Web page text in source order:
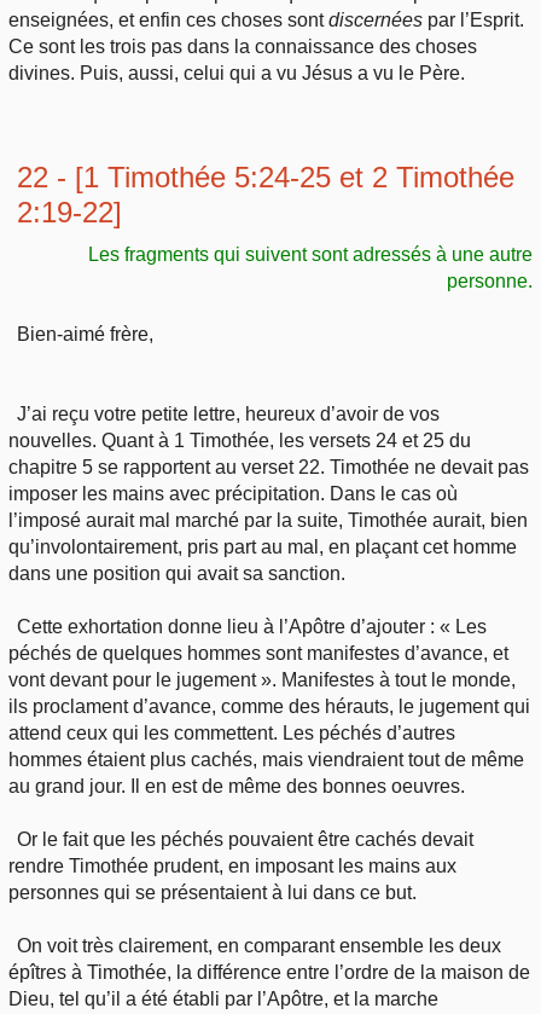
enseignées, et enfin ces choses sontdiscernées par l’Esprit.
Ce sont les trois pas dans la connaissance des choses
divines. Puis, aussi, celui qui a vu Jésus a vu le Père.
22 - [1 Timothée 5:24-25 et 2 Timothée
2:19-22]
Les fragments qui suivent sont adressés à une autre
personne.
Bien-aimé frère,
J’ai reçu votre petite lettre, heureux d’avoir de vos
nouvelles. Quant à 1 Timothée, les versets 24 et 25 du
chapitre 5 se rapportent au verset 22. Timothée ne devait pas
imposer les mains avec précipitation. Dans le cas où
l’imposé aurait mal marché par la suite, Timothée aurait, bien
qu’involontairement, pris part au mal, en plaçant cet homme
dans une position qui avait sa sanction.
Cette exhortation donne lieu à l’Apôtre d’ajouter : « Les
péchés de quelques hommes sont manifestes d’avance, et
vont devant pour le jugement ». Manifestes à tout le monde,
ils proclament d’avance, comme des hérauts, le jugement qui
attend ceux qui les commettent. Les péchés d’autres
hommes étaient plus cachés, mais viendraient tout de même
au grand jour. Il en est de même des bonnes oeuvres.
Or le fait que les péchés pouvaient être cachés devait
rendre Timothée prudent, en imposant les mains aux
personnes qui se présentaient à lui dans ce but.
On voit très clairement, en comparant ensemble les deux
épîtres à Timothée, la différence entre l’ordre de la maison de
Dieu, tel qu’il a été établi par l’Apôtre, et la marche